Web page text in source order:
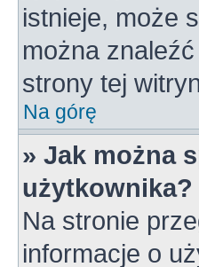
istnieje, może
można
strony tej
Na górę
» Jak można
użytkownika?
Na stronie
informacje o